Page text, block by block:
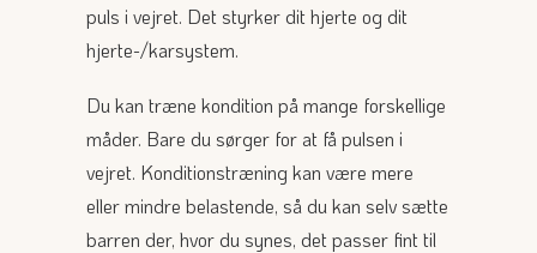
puls i vejret. Det styrker dit hjerte og dit
hjerte-/karsystem.
Du kan træne kondition på mange forskellige
måder. Bare du sørger for at få pulsen i
vejret. Konditionstræning kan være mere
eller mindre belastende, så du kan selv sætte
barren der, hvor du synes, det passer fint til